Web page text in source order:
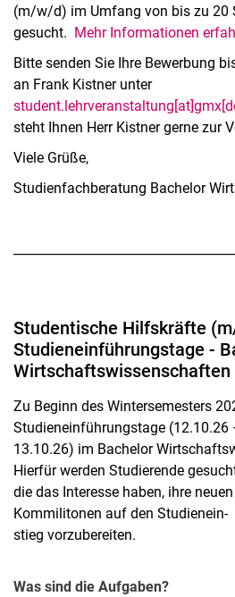
(m/w/d) im Umfang von bis zu 20
gesucht. Mehr Informationen
Bitte senden Sie Ihre Bewerbung
an Frank Kistner unter
steht Ihnen Herr Kistner gerne zur
Viele Grüße,
Studienfachberatung Bachelor
Studentische Hilfskräfte
Studieneinführungstage -
Wirtschaftswissenschaften
Zu Beginn des Wintersemesters
Studieneinführungstage (12.10.26
13.10.26) im Bachelor
Hierfür werden Studierende
die das Interesse haben, ihre
Kommilitonen auf den Studienein-
stieg vorzubereiten.
Was sind die Aufgaben?